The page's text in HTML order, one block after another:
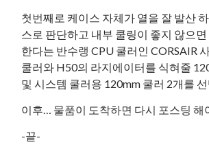
첫번째로 케이스 자체가 열을 잘 발산
스로 판단하고 내부 쿨링이 좋지 않으
한다는 반수랭 CPU 쿨러인 CORSAIR
쿨러와 H50의 라지에이터를 식혀줄
및 시스템 쿨러용 120mm 쿨러 2개를
이후… 물품이 도착하면 다시 포스팅 해
-끝-